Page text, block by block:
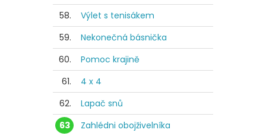
58.
Výlet s tenisákem
59.
Nekonečná básnička
60.
Pomoc krajině
61.
4 x 4
62.
Lapač snů
63
Zahlédni obojživelníka